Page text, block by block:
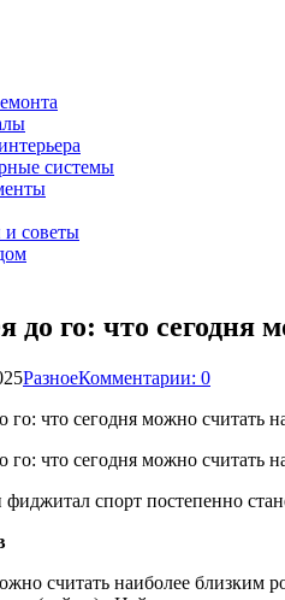
системы
советы
до го: что
РазноеКомментарии: 0
спорт постепенно
считать наиболее близким